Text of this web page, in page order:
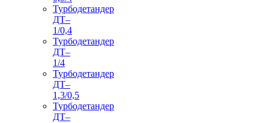
Турбодетандер
ДТ–
1/0,4
Турбодетандер
ДТ–
1/4
Турбодетандер
ДТ–
1,3/0,5
Турбодетандер
ДТ–